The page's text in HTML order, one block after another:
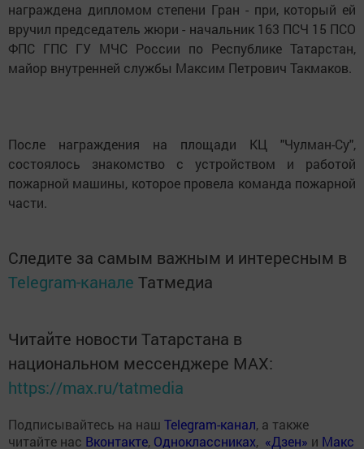
награждена дипломом степени Гран - при, который ей
вручил председатель жюри - начальник 163 ПСЧ 15 ПСО
ФПС ГПС ГУ МЧС России по Республике Татарстан,
майор внутренней службы Максим Петрович Такмаков.
После награждения на площади КЦ "Чулман-Су",
состоялось знакомство с устройством и работой
пожарной машины, которое провела команда пожарной
части.
Следите за самым важным и интересным в
Telegram-канале Татмедиа
Читайте новости Татарстана в
национальном мессенджере MАХ:
https://max.ru/tatmedia
Подписывайтесь на наш Telegram-канал, а также
читайте нас Вконтакте, Одноклассниках, «Дзен» и Макс